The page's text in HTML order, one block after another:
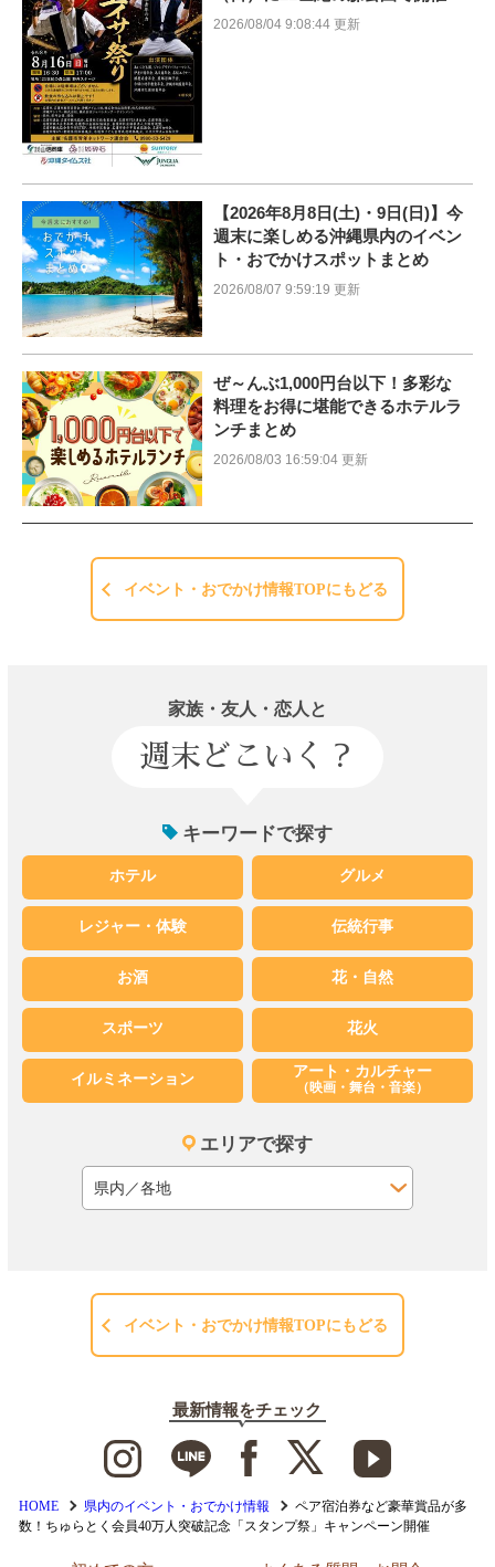
2026/08/04 9:08:44 更新
【2026年8月8日(土)・9日(日)】今
週末に楽しめる沖縄県内のイベン
ト・おでかけスポットまとめ
2026/08/07 9:59:19 更新
ぜ～んぶ1,000円台以下！多彩な
料理をお得に堪能できるホテルラ
ンチまとめ
2026/08/03 16:59:04 更新
イベント・おでかけ情報TOPにもどる
家族・友人・恋人と
週末どこいく？
キーワードで探す
ホテル グルメ
レジャー・体験 伝統行事
お酒 花・自然
スポーツ 花火
イルミネーション アート・カルチャー
（映画・舞台・音楽）
エリアで探す
イベント・おでかけ情報TOPにもどる
最新情報をチェック
HOME 県内のイベント・おでかけ情報
ペア宿泊券など豪華賞品が多
数！ちゅらとく会員40万人突破記念「スタンプ祭」キャンペーン開催